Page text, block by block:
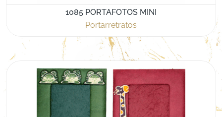
1085 PORTAFOTOS MINI
Portarretratos